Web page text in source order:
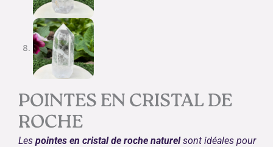
POINTES EN CRISTAL DE
ROCHE
Lespointes en cristal de roche naturelsont idéales pour